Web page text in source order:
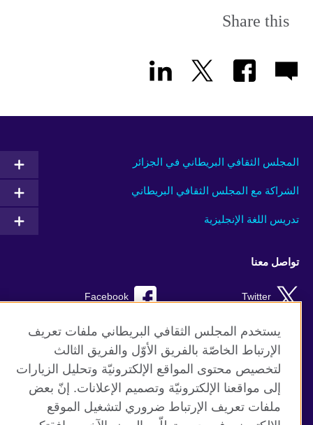
Share this
المجلس الثقافي البريطاني في الجزائر
الشراكة مع المجلس الثقافي البريطاني
تدريس اللغة الإنجليزية
تواصل معنا
Facebook Twitter
TikTok Instagram
Youtube
يستخدم المجلس الثقافي البريطاني ملفات تعريف
الإرتباط الخاصّة بالفريق الأوّل والفريق الثالث
لتخصيص محتوى المواقع الإلكترونيّة وتحليل الزيارات
إلى مواقعنا الإلكترونيّة وتصميم الإعلانات. إنّ بعض
ملفات تعريف الإرتباط ضروري لتشغيل الموقع